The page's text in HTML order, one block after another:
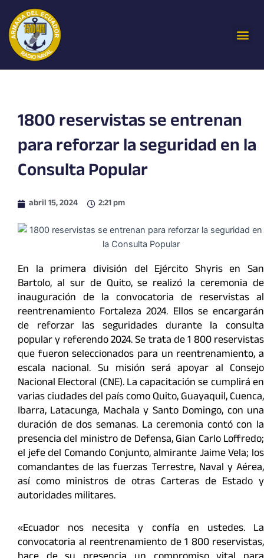
contenido
1800 reservistas se entrenan
para reforzar la seguridad en la
Consulta Popular
abril 15, 2024 2:21 pm
En la primera división del Ejército Shyris en San
Bartolo, al sur de Quito, se realizó la ceremonia de
inauguración de la convocatoria de reservistas al
reentrenamiento Fortaleza 2024. Ellos se encargarán
de reforzar las seguridades durante la consulta
popular y referendo 2024. Se trata de 1 800 reservistas
que fueron seleccionados para un reentrenamiento, a
escala nacional. Su misión será apoyar al Consejo
Nacional Electoral (CNE). La capacitación se cumplirá en
varias ciudades del país como Quito, Guayaquil, Cuenca,
Ibarra, Latacunga, Machala y Santo Domingo, con una
duración de dos semanas. La ceremonia contó con la
presencia del ministro de Defensa, Gian Carlo Loffredo;
el jefe del Comando Conjunto, almirante Jaime Vela; los
comandantes de las fuerzas Terrestre, Naval y Aérea,
así como ministros de otras Carteras de Estado y
autoridades militares.
«Ecuador nos necesita y confía en ustedes. La
convocatoria al reentrenamiento de 1 800 reservistas,